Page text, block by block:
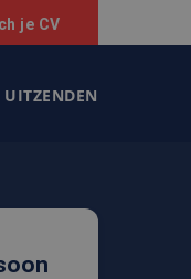
je CV